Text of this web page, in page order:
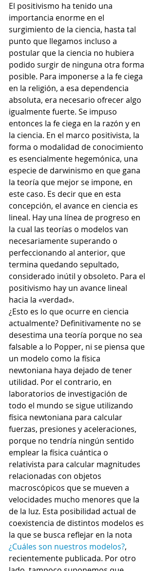
El positivismo ha tenido una
importancia enorme en el
surgimiento de la ciencia, hasta tal
punto que llegamos incluso a
postular que la ciencia no hubiera
podido surgir de ninguna otra forma
posible. Para imponerse a la fe ciega
en la religión, a esa dependencia
absoluta, era necesario ofrecer algo
igualmente fuerte. Se impuso
entonces la fe ciega en la razón y en
la ciencia. En el marco positivista, la
forma o modalidad de conocimiento
es esencialmente hegemónica, una
especie de darwinismo en que gana
la teoría que mejor se impone, en
este caso. Es decir que en esta
concepción, el avance en ciencia es
lineal. Hay una línea de progreso en
la cual las teorías o modelos van
necesariamente superando o
perfeccionando al anterior, que
termina quedando sepultado,
considerado inútil y obsoleto. Para el
positivismo hay un avance lineal
hacia la «verdad».
¿Esto es lo que ocurre en ciencia
actualmente? Definitivamente no se
desestima una teoría porque no sea
falsable a lo Popper, ni se piensa que
un modelo como la física
newtoniana haya dejado de tener
utilidad. Por el contrario, en
laboratorios de investigación de
todo el mundo se sigue utilizando
física newtoniana para calcular
fuerzas, presiones y aceleraciones,
porque no tendría ningún sentido
emplear la física cuántica o
relativista para calcular magnitudes
relacionadas con objetos
macroscópicos que se mueven a
velocidades mucho menores que la
de la luz. Esta posibilidad actual de
coexistencia de distintos modelos es
la que se busca reflejar en la nota
¿Cuáles son nuestros modelos?,
recientemente publicada. Por otro